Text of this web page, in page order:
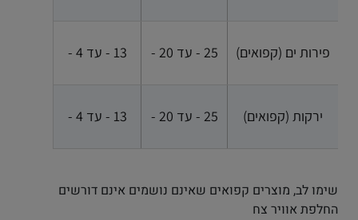
פירות ים (קפואים) 25 - עד 20 - 13 - עד 4 -
ירקות (קפואים) 25 - עד 20 - 13 - עד 4 -
שימו לב, מוצרים קפואים שאינם נושמים אינם דורשים
החלפת אוויר צח